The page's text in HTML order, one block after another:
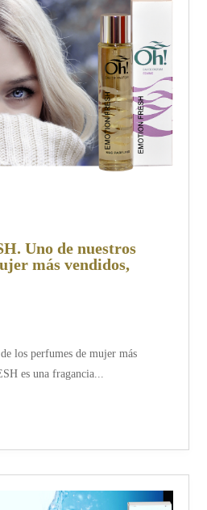
Uno de nuestros
más vendidos,
los perfumes de mujer más
es una fragancia...